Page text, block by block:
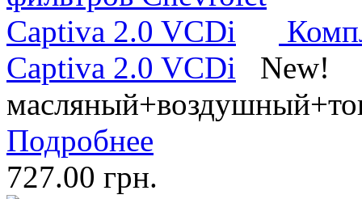
Captiva 2.0 VCDi
New!
Подробнее
727.00 грн.